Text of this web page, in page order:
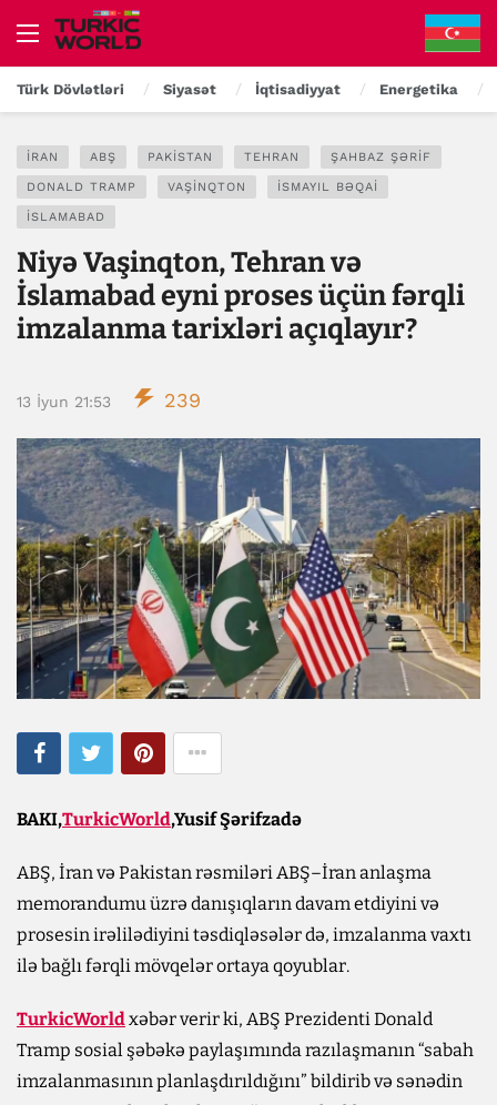
Türk Dövlətləri Siyasət İqtisadiyyat Energetika
İRAN ABŞ PAKISTAN TEHRAN ŞAHBAZ ŞƏRIF
DONALD TRAMP VAŞINQTON İSMAYIL BƏQAI
İSLAMABAD
Niyə Vaşinqton, Tehran və
İslamabad eyni proses üçün fərqli
imzalanma tarixləri açıqlayır?
13 İyun 21:53 239
BAKI,TurkicWorld,Yusif Şərifzadə
ABŞ, İran və Pakistan rəsmiləri ABŞ–İran anlaşma
memorandumu üzrə danışıqların davam etdiyini və
prosesin irəlilədiyini təsdiqləsələr də, imzalanma vaxtı
ilə bağlı fərqli mövqelər ortaya qoyublar.
TurkicWorldxəbər verir ki, ABŞ Prezidenti Donald
Tramp sosial şəbəkə paylaşımında razılaşmanın “sabah
imzalanmasının planlaşdırıldığını” bildirib və sənədin